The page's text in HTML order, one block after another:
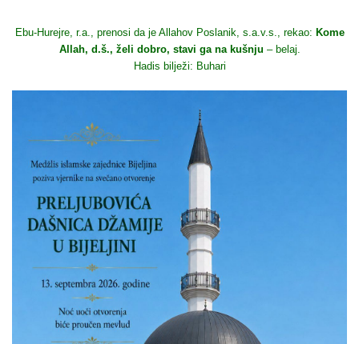
Ebu-Hurejre, r.a., prenosi da je Allahov Poslanik, s.a.v.s., rekao: Kome
Allah, d.š., želi dobro, stavi ga na kušnju – belaj.
Hadis bilježi: Buhari